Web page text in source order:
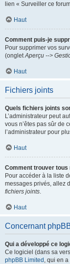
lien « Surveiller ce
Haut
Comment puis-je
Pour supprimer vos
(ongletAperçu -->
Haut
Fichiers joints
Quels fichiers joints
L’administrateur peut
vous n’êtes pas sûr de
l’administrateur pour
Haut
Comment trouver
Pour accéder à la liste
messages privés, allez
fichiers joints.
Haut
Concernant
Qui a développé ce
Ce logiciel (dans sa
phpBB Limited , qui en